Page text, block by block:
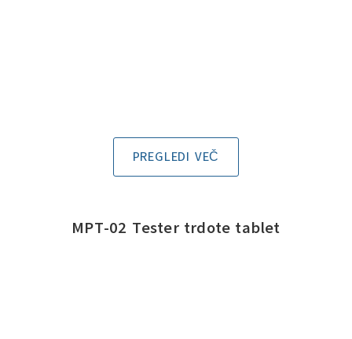
PREGLEDI VEČ
MPT-02 Tester trdote tablet